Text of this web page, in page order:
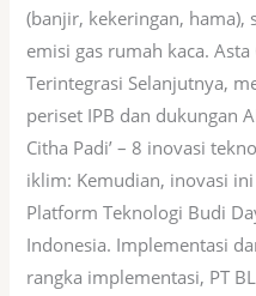
(banjir, kekeringan, hama),
emisi gas rumah kaca.
Terintegrasi Selanjutnya,
periset IPB dan dukungan
Citha Padi’ – 8 inovasi
iklim: Kemudian, inovasi
Platform Teknologi Budi
Indonesia. Implementasi
rangka implementasi, PT